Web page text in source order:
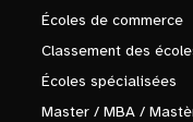
Écoles de commerce
Classement des
Écoles spécialisées
Master / MBA /